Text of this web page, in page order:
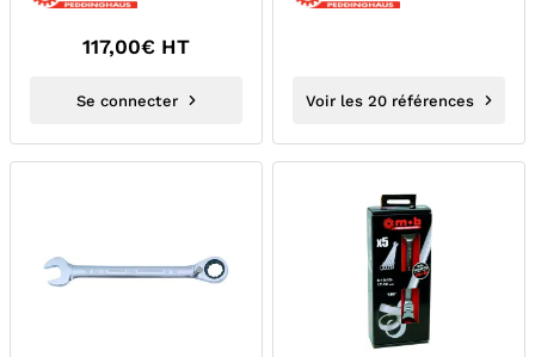
117,00€ HT
Se connecter Voir les 20 références